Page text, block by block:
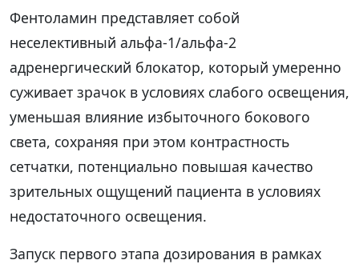
Фентоламин представляет собой
неселективный альфа-1/альфа-2
адренергический блокатор, который умеренно
суживает зрачок в условиях слабого освещения,
уменьшая влияние избыточного бокового
света, сохраняя при этом контрастность
сетчатки, потенциально повышая качество
зрительных ощущений пациента в условиях
недостаточного освещения.
Запуск первого этапа дозирования в рамках